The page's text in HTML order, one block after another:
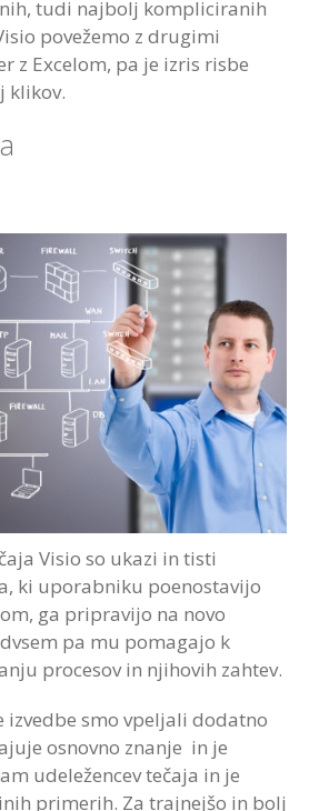
tudi najbolj kompliciranih
povežemo z drugimi
z Excelom, pa je izris risbe
klikov.
Visio so ukazi in tisti
ki uporabniku poenostavijo
ga pripravijo na novo
pa mu pomagajo k
procesov in njihovih zahtev.
izvedbe smo vpeljali dodatno
osnovno znanje in je
udeležencev tečaja in je
primerih. Za trajnejšo in bolj